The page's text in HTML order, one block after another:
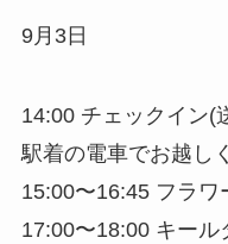
9月3日
14:00 チェックイン(
駅着の電車でお越し
15:00〜16:45 フラ
17:00〜18:00 キール